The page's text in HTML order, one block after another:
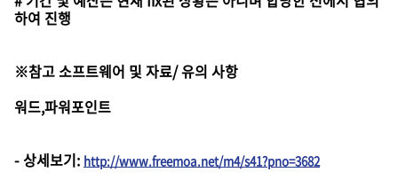
하여 진행
※참고 소프트웨어 및 자료/ 유의 사항
워드,파워포인트
-상세보기: http://www.freemoa.net/m4/s41?pno=3682